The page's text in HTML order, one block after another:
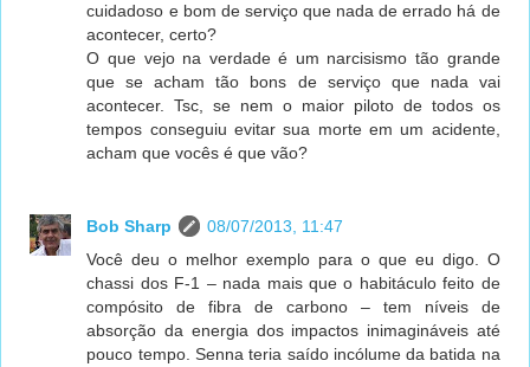
cuidadoso e bom de serviço que nada de errado há de
acontecer, certo?
O que vejo na verdade é um narcisismo tão grande
que se acham tão bons de serviço que nada vai
acontecer. Tsc, se nem o maior piloto de todos os
tempos conseguiu evitar sua morte em um acidente,
acham que vocês é que vão?
Bob Sharp
08/07/2013, 11:47
Você deu o melhor exemplo para o que eu digo. O
chassi dos F-1 – nada mais que o habitáculo feito de
compósito de fibra de carbono – tem níveis de
absorção da energia dos impactos inimagináveis até
pouco tempo. Senna teria saído incólume da batida na